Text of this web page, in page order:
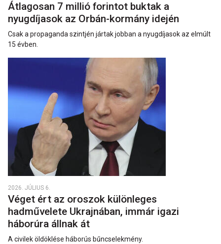
Átlagosan 7 millió forintot buktak a
nyugdíjasok az Orbán-kormány idején
Csak a propaganda szintjén jártak jobban a nyugdíjasok az elmúlt
15 évben.
2026. JÚLIUS 6.
Véget ért az oroszok különleges
hadművelete Ukrajnában, immár igazi
háborúra állnak át
A civilek öldöklése háborús bűncselekmény.